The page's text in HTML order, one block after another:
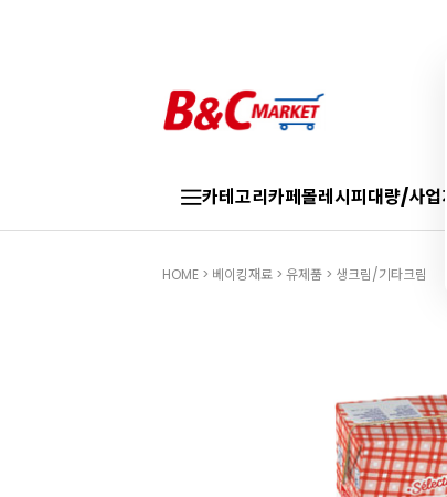
카테고리카페몰레시피대량/사업자
HOME > 베이킹재료 > 유제품 > 생크림/기타크림